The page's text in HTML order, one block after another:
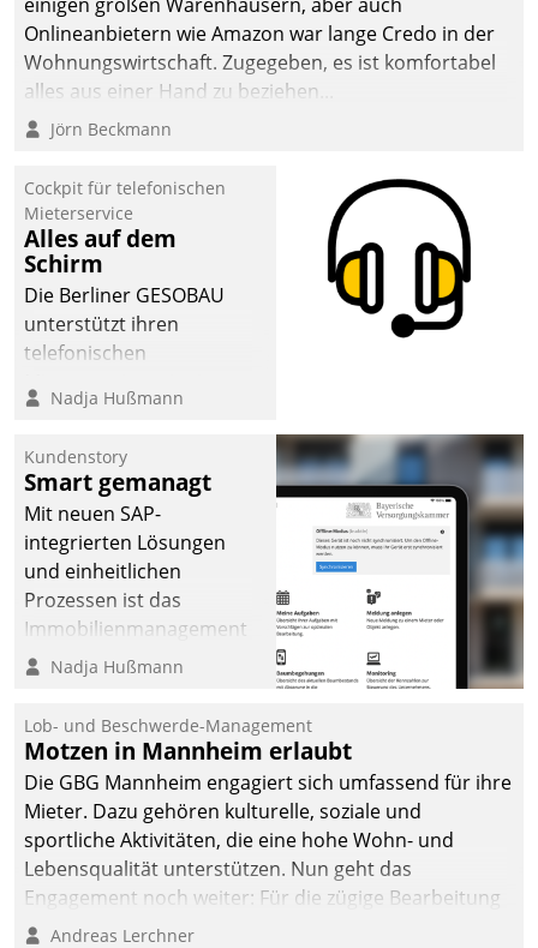
Onlineanbietern wie Amazon war lange Credo in der
Wohnungswirtschaft. Zugegeben, es ist komfortabel
alles aus einer Hand zu beziehen...
Jörn Beckmann
Cockpit für telefonischen
Mieterservice
Alles auf dem
Schirm
Die Berliner GESOBAU
unterstützt ihren
telefonischen
digitalen Cockpit, das
passende Fragen und
Schlagworte auswirft.
Eine intuitive
Dialogführung ermöglicht
dem externen
Serviceteam, Anrufe von
Mietenden zügiger und
effizienter zu bearbeiten.
Nadja Hußmann
Kundenstory
Smart gemanagt
Mit neuen SAP-
integrierten Lösungen
und einheitlichen
Prozessen ist das
Immobilienmanagement
der Bayerischen
Ressort Kapitalanlage für
künftige Aufgaben und
Herausforderungen
gerüstet.
Nadja Hußmann
Lob- und Beschwerde-Management
Motzen in Mannheim erlaubt
Die GBG Mannheim engagiert sich umfassend für ihre
Mieter. Dazu gehören kulturelle, soziale und
sportliche Aktivitäten, die eine hohe Wohn- und
Lebensqualität unterstützen. Nun geht das
Engagement noch weiter: Für die zügige Bearbeitung
von Beschwerden – oder Lob – richtet das
Andreas Lerchner